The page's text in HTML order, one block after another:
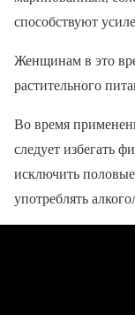
способствуют
Женщинам в это
растительного
Во время
следует избегать
исключить
употреблять